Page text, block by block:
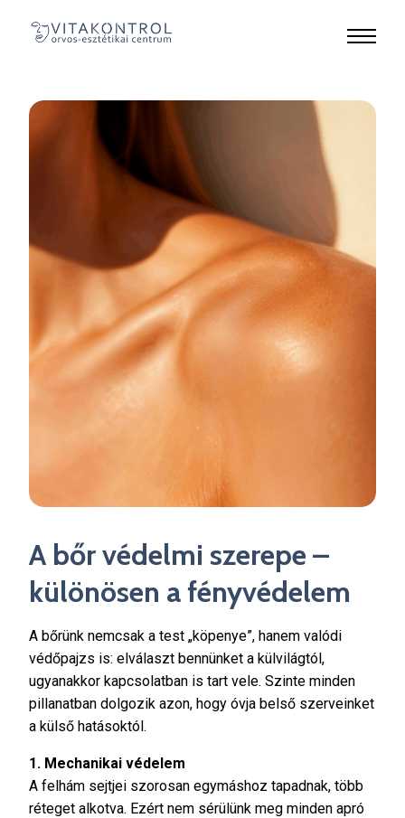
A bőr védelmi szerepe –
különösen a fényvédelem
A bőrünk nemcsak a test „köpenye”, hanem valódi
védőpajzs is: elválaszt bennünket a külvilágtól,
ugyanakkor kapcsolatban is tart vele. Szinte minden
pillanatban dolgozik azon, hogy óvja belső szerveinket
a külső hatásoktól.
1. Mechanikai védelem
A felhám sejtjei szorosan egymáshoz tapadnak, több
réteget alkotva. Ezért nem sérülünk meg minden apró